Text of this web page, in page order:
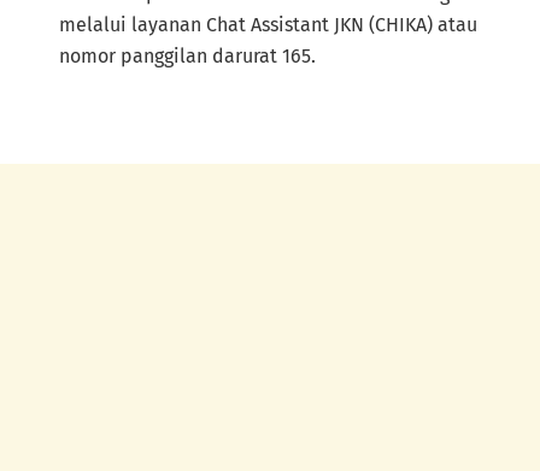
melalui layanan Chat Assistant JKN (CHIKA) atau
nomor panggilan darurat 165.